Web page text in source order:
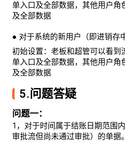
单入口及全部数据，其他用户角
及全部数据
● 对于系统的新用户（即进销存
初始设置：老板和超管可以看到
单入口及全部数据，其他用户角
及全部数据
5.问题答疑
问题一：
1，对于时间属于结账日期范围
审批流但尚未通过审批）的单据